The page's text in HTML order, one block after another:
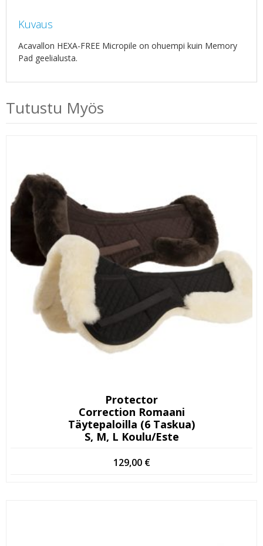
Kuvaus
Acavallon HEXA-FREE Micropile on ohuempi kuin Memory
Pad geelialusta.
Tutustu Myös
Protector
Correction Romaani
Täytepaloilla (6 Taskua)
S, M, L Koulu/este
129,00 €